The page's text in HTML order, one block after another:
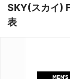
SKY(スカイ)
表